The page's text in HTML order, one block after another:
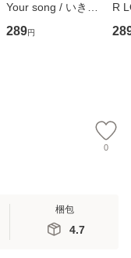
Your song / いきも
のがかり / [CD]
【メール便送料無
289円
R
産
0
梱包
4.7